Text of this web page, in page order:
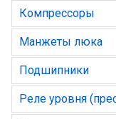
Компрессоры
Манжеты люка
Подшипники
Реле уровня